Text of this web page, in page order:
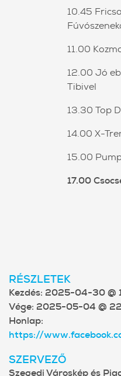
10.45
11.00
12.00 Jó
Tibivel
13.30 Top
14.00 X-
15.00
17.00
RÉSZLETEK
Kezdés: 2025-04-30 @
Vége: 2025-05-04 @
Honlap:
https://
SZERVEZŐ
Szegedi Városkép és